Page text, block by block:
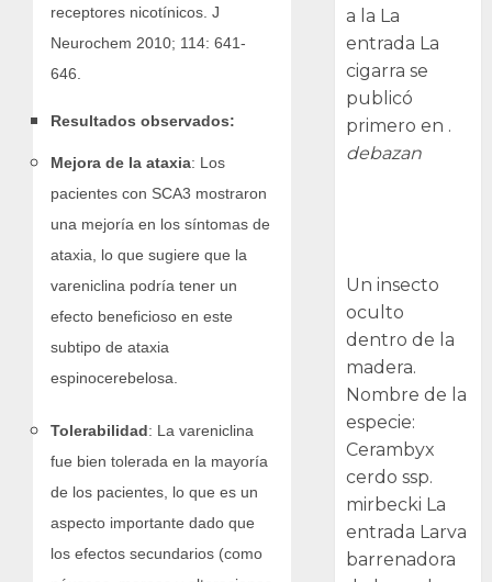
receptores nicotínicos. J
Neurochem 2010; 114: 641-
646.
Resultados observados:
Mejora de la ataxia: Los
pacientes con SCA3 mostraron
una mejoría en los síntomas de
ataxia, lo que sugiere que la
vareniclina podría tener un
efecto beneficioso en este
subtipo de ataxia
espinocerebelosa.
Tolerabilidad: La vareniclina
fue bien tolerada en la mayoría
de los pacientes, lo que es un
aspecto importante dado que
los efectos secundarios (como
a la La
entrada La
cigarra se
publicó
primero en .
debazan
Un insecto
oculto
dentro de la
madera.
Nombre de la
especie:
Cerambyx
cerdo ssp.
mirbecki La
entrada Larva
barrenadora